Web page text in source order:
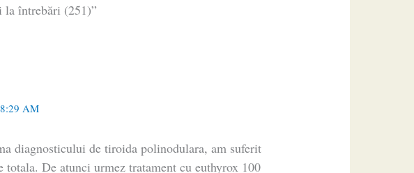
la întrebări (251)”
AM
diagnosticului de tiroida polinodulara, am suferit
De atunci urmez tratament cu euthyrox 100